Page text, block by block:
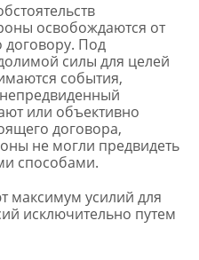
освобождаются от
договору. Под
силы для целей
события,
или объективно
договора,
не могли предвидеть
способами.
максимум усилий для
исключительно путем